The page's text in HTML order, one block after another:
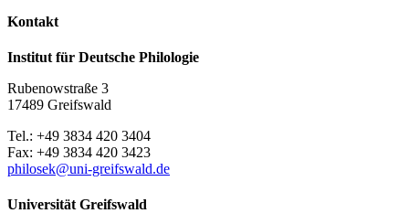
Martin Lichtwark (Rostock): Digitale Deskribierung des
Initiative
historischen Amtes Eldena in den Akten der akademischen
Präfekturial– und Patronatsverwaltung im Greifswalder
Kaffeepause
Kontakt
Institut für Deutsche Philologie
Rubenowstraße 3
17489 Greifswald
Tel.: +49 3834 420 3404
Fax: +49 3834 420 3423
philosek@uni-greifswald.de
Universität Greifswald